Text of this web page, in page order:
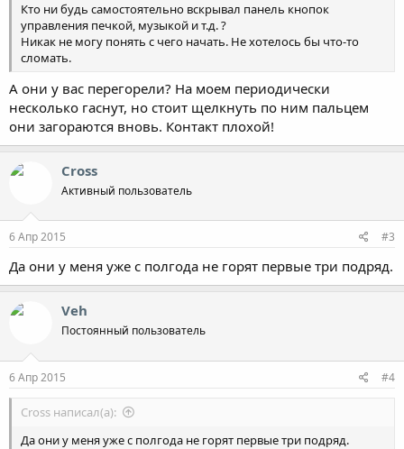
Кто ни будь самостоятельно вскрывал панель кнопок
управления печкой, музыкой и т.д. ?
Никак не могу понять с чего начать. Не хотелось бы что-то
сломать.
А они у вас перегорели? На моем периодически
несколько гаснут, но стоит щелкнуть по ним пальцем
они загораются вновь. Контакт плохой!
Cross
Активный пользователь
6 Апр 2015 #3
Да они у меня уже с полгода не горят первые три подряд.
Veh
Постоянный пользователь
6 Апр 2015 #4
Cross написал(а):
Да они у меня уже с полгода не горят первые три подряд.